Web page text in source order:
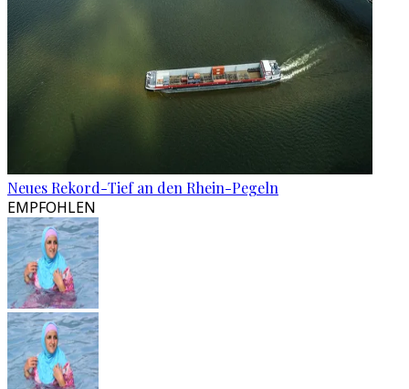
Neues Rekord-Tief an den Rhein-Pegeln
EMPFOHLEN